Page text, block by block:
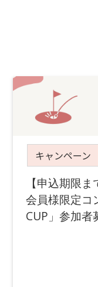
キャンペーン
【申込期限
会員様限定コ
CUP」参加者